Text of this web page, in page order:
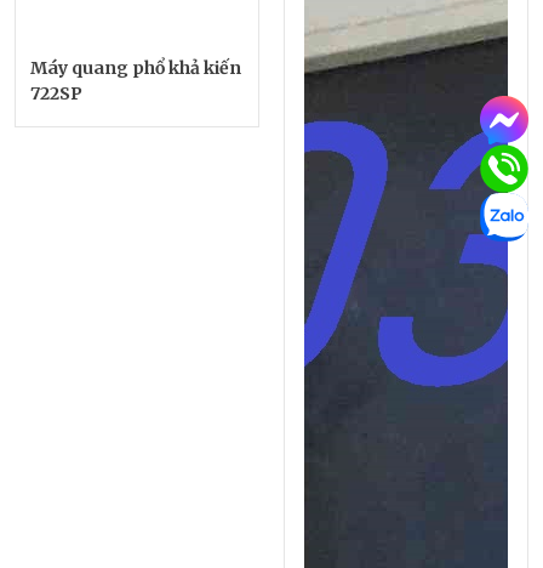
Máy quang phổ khả kiến
722SP